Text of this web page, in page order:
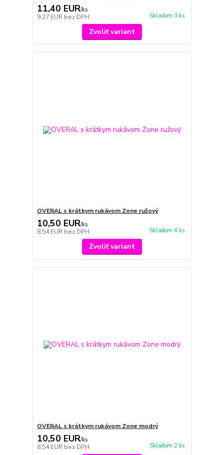
11,40 EUR/ks
9,27 EUR bez DPH Skladom 3 ks
Zvoliť variant
OVERAL s krátkym rukávom Zone ružový
10,50 EUR/ks
8,54 EUR bez DPH Skladom 4 ks
Zvoliť variant
OVERAL s krátkym rukávom Zone modrý
10,50 EUR/ks
8,54 EUR bez DPH Skladom 2 ks